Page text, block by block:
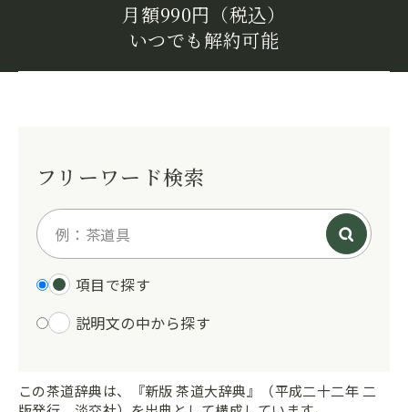
月額990円（税込）
いつでも解約可能
フリーワード検索
項目で探す
説明文の中から探す
この茶道辞典は、『新版 茶道大辞典』（平成二十二年 二